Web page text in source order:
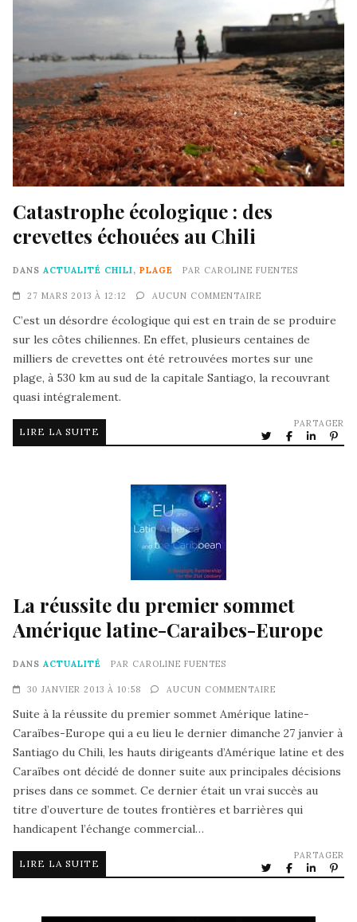
Catastrophe écologique : des
crevettes échouées au Chili
DANS ACTUALITÉ CHILI, PLAGE PAR CAROLINE FUENTES
27 MARS 2013 À 12:12 AUCUN COMMENTAIRE
C’est un désordre écologique qui est en train de se produire
sur les côtes chiliennes. En effet, plusieurs centaines de
milliers de crevettes ont été retrouvées mortes sur une
plage, à 530 km au sud de la capitale Santiago, la recouvrant
quasi intégralement.
LIRE LA SUITE
PARTAGER
La réussite du premier sommet
Amérique latine-Caraibes-Europe
DANS ACTUALITÉ PAR CAROLINE FUENTES
30 JANVIER 2013 À 10:58 AUCUN COMMENTAIRE
Suite à la réussite du premier sommet Amérique latine-
Caraïbes-Europe qui a eu lieu le dernier dimanche 27 janvier à
Santiago du Chili, les hauts dirigeants d’Amérique latine et des
Caraïbes ont décidé de donner suite aux principales décisions
prises dans ce sommet. Ce dernier était un vrai succès au
titre d’ouverture de toutes frontières et barrières qui
handicapent l’échange commercial…
LIRE LA SUITE
PARTAGER